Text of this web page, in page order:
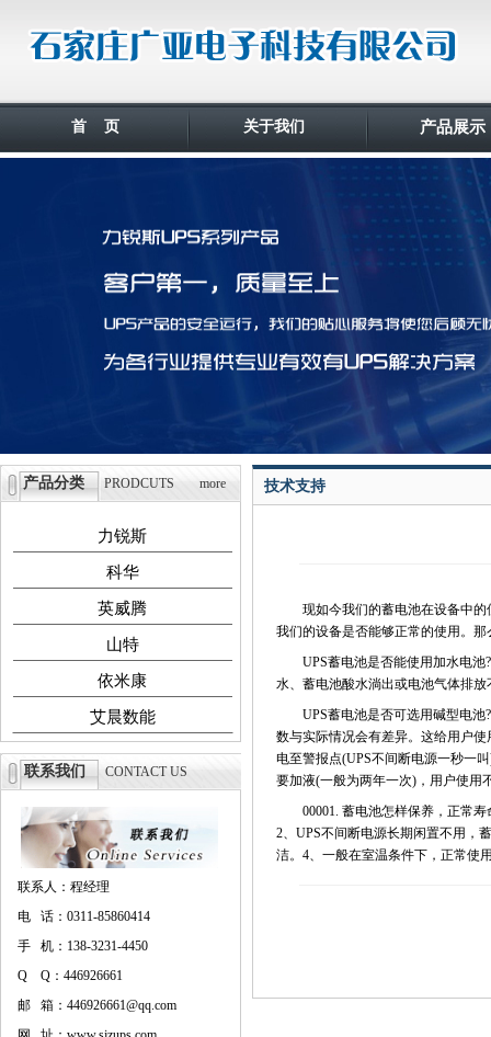
首 页 关于我们 产品展示
产品分类 PRODCUTS more
力锐斯
科华
英威腾
山特
依米康
艾晨数能
联系我们 CONTACT US
联系人：程经理
电 话：0311-85860414
手 机：138-3231-4450
Q Q：446926661
邮 箱：446926661@qq.com
技术支持
现如今我们的蓄电池在设备中的
我们的设备是否能够正常的使用。
UPS蓄电池是否能使用加水电池?
水、蓄电池酸水淌出或电池气体排
UPS蓄电池是否可选用碱型电池?
数与实际情况会有差异。这给用户
电至警报点(UPS不间断电源一秒一
要加液(一般为两年一次)，用户使用
00001. 蓄电池怎样保养，正常寿
2、UPS不间断电源长期闲置不用，
洁。4、一般在室温条件下，正常使